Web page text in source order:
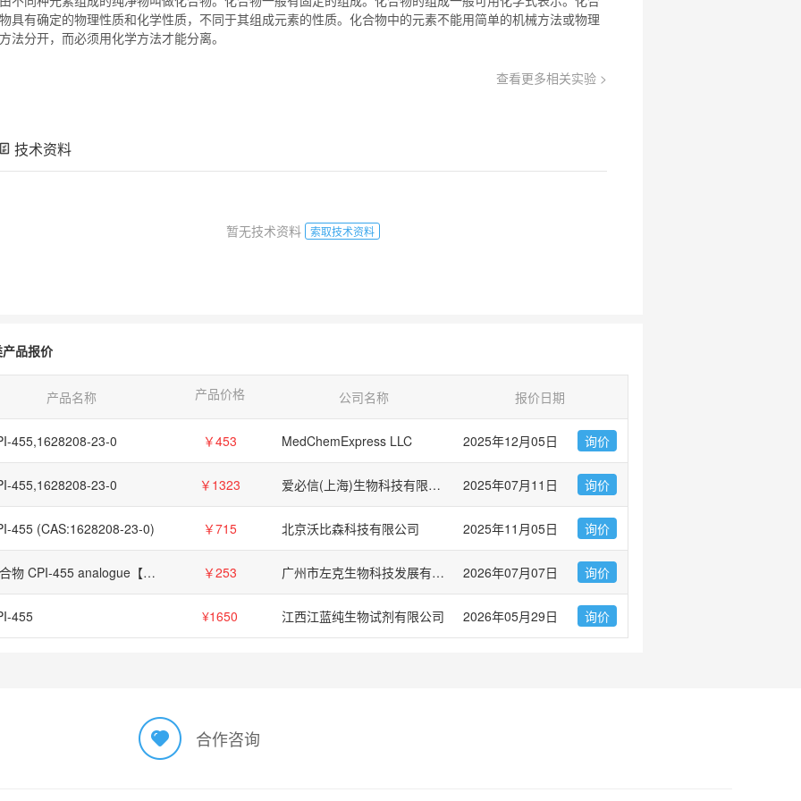
物具有确定的物理性质和化学性质，不同于其组成元素的性质。 化合物中的元素不能用简单的机械方法或物理
方法分开，而必须用化学方法才能分离。
查看更多相关实验 >
技术资料
暂无技术资料 索取技术资料
品报价
产品名称 产品价格 公司名称 报价日期
455,1628208-23-0 ￥453 MedChemExpress LLC 2025年12月05日 询价
455,1628208-23-0 ￥1323 爱必信(上海)生物科技有限公司 2025年07月11日 询价
455 (CAS:1628208-23-0) ￥715 北京沃比森科技有限公司 2025年11月05日 询价
化合物 CPI-455 analogue【2309755-73-3】 ￥253 广州市左克生物科技发展有限公司 2026年07月07日 询价
455 ¥1650 江西江蓝纯生物试剂有限公司 2026年05月29日 询价
合作咨询